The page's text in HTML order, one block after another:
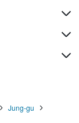
Jung-gu